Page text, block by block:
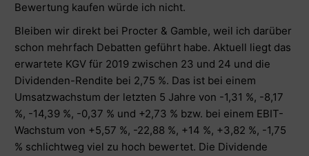
Bewertung kaufen würde ich nicht.
Bleiben wir direkt bei Procter & Gamble, weil ich darüber
schon mehrfach Debatten geführt habe. Aktuell liegt das
erwartete KGV für 2019 zwischen 23 und 24 und die
Dividenden-Rendite bei 2,75 %. Das ist bei einem
Umsatzwachstum der letzten 5 Jahre von -1,31 %, -8,17
%, -14,39 %, -0,37 % und +2,73 % bzw. bei einem EBIT-
Wachstum von +5,57 %, -22,88 %, +14 %, +3,82 %, -1,75
% schlichtweg viel zu hoch bewertet. Die Dividende